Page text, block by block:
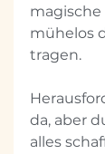
mühelos
tragen.
da, aber
alles